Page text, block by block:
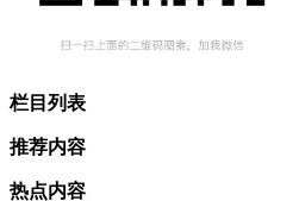
栏目列表
推荐内容
热点内容